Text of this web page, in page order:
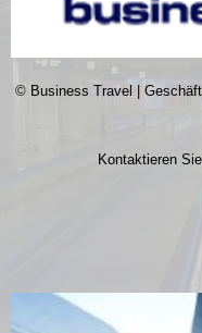
© Business Travel |
Kontaktieren